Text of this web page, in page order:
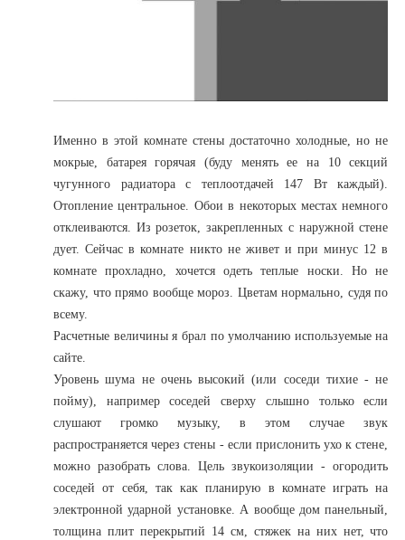
Именно в этой комнате стены достаточно холодные, но не
мокрые, батарея горячая (буду менять ее на 10 секций
чугунного радиатора с теплоотдачей 147 Вт каждый).
Отопление центральное. Обои в некоторых местах немного
отклеиваются. Из розеток, закрепленных с наружной стене
дует. Сейчас в комнате никто не живет и при минус 12 в
комнате прохладно, хочется одеть теплые носки. Но не
скажу, что прямо вообще мороз. Цветам нормально, судя по
всему.
Расчетные величины я брал по умолчанию используемые на
сайте.
Уровень шума не очень высокий (или соседи тихие - не
пойму), например соседей сверху слышно только если
слушают громко музыку, в этом случае звук
распространяется через стены - если прислонить ухо к стене,
можно разобрать слова. Цель звукоизоляции - огородить
соседей от себя, так как планирую в комнате играть на
электронной ударной установке. А вообще дом панельный,
толщина плит перекрытий 14 см, стяжек на них нет, что